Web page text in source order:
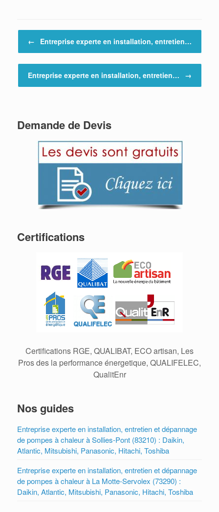
← Entreprise experte en installation, entretien…
Entreprise experte en installation, entretien… →
Demande de Devis
Certifications
Certifications RGE, QUALIBAT, ECO artisan, Les
Pros des la performance énergetique, QUALIFELEC,
QualitEnr
Nos guides
Entreprise experte en installation, entretien et dépannage
de pompes à chaleur à Sollies-Pont (83210) : Daikin,
Atlantic, Mitsubishi, Panasonic, Hitachi, Toshiba
Entreprise experte en installation, entretien et dépannage
de pompes à chaleur à La Motte-Servolex (73290) :
Daikin, Atlantic, Mitsubishi, Panasonic, Hitachi, Toshiba